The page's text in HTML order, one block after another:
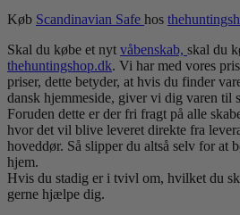
Køb Scandinavian Safe hos
Skal du købe et nyt våbenskab, skal du
thehuntingshop.dk. Vi har med vores
priser, dette betyder, at hvis du finder
dansk hjemmeside, giver vi dig varen til
Foruden dette er der fri fragt på alle
hvor det vil blive leveret direkte fra
hoveddør. Så slipper du altså selv for at
hjem.
Hvis du stadig er i tvivl om, hvilket du
gerne hjælpe dig.